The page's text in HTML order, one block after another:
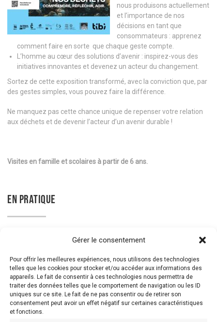
Gérer le consentement
Pour offrir les meilleures expériences, nous utilisons des technologies
telles que les cookies pour stocker et/ou accéder aux informations des
appareils. Le fait de consentir à ces technologies nous permettra de
traiter des données telles que le comportement de navigation ou les ID
uniques sur ce site. Le fait de ne pas consentir ou de retirer son
consentement peut avoir un effet négatif sur certaines caractéristiques
et fonctions.
nous produisons actuellement
et l’importance de nos
décisions en tant que
consommateurs : apprenez
comment faire en sorte que chaque geste compte.
L’homme au cœur des solutions d’avenir : inspirez-vous des
initiatives innovantes et devenez un acteur du changement.
Sortez de cette exposition transformé, avec la conviction que, par
des gestes simples, vous pouvez faire la différence.
Ne manquez pas cette chance unique de repenser votre relation
aux déchets et de devenir l’acteur d’un avenir durable !
Visites en famille et scolaires à partir de 6 ans.
EN PRATIQUE
Détritus" (y compris les dimanches gratuits)
Vous avez besoin d'une information complémentaire ou de
réserver une visite scolaire?
Téléphonez au 071298930 du mardi au vendredi de 9h à 17h ou
envoyez un mail à reservation@leboisducazier.be.